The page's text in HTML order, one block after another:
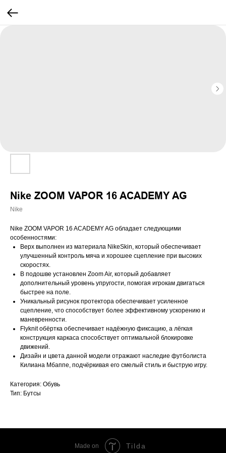
Nike ZOOM VAPOR 16 ACADEMY AG
Nike
Nike ZOOM VAPOR 16 ACADEMY AG обладает следующими
особенностями:
Верх выполнен из материала NikeSkin, который обеспечивает
улучшенный контроль мяча и хорошее сцепление при высоких
скоростях.
В подошве установлен Zoom Air, который добавляет
дополнительный уровень упругости, помогая игрокам двигаться
быстрее на поле.
Уникальный рисунок протектора обеспечивает усиленное
сцепление, что способствует более эффективному ускорению и
маневренности.
Flyknit обёртка обеспечивает надёжную фиксацию, а лёгкая
конструкция каркаса способствует оптимальной блокировке
движений.
Дизайн и цвета данной модели отражают наследие футболиста
Килиана Мбаппе, подчёркивая его смелый стиль и быструю игру.
Категория: Обувь
Тип: Бутсы
Made on Tilda